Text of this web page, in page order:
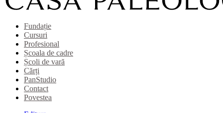
Fundație
Cursuri
Profesional
Școala de cadre
Școli de vară
Cărți
PanStudio
Contact
Povestea